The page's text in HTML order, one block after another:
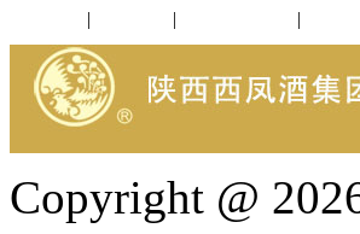
| | |
Copyright @